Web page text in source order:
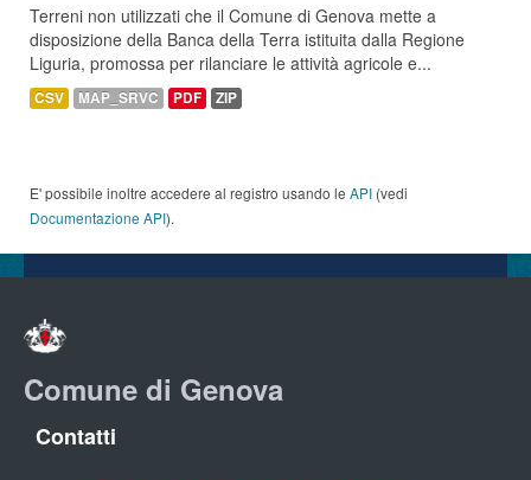
Terreni non utilizzati che il Comune di Genova mette a
disposizione della Banca della Terra istituita dalla Regione
Liguria, promossa per rilanciare le attività agricole e...
CSV MAP_SRVC PDF ZIP
E' possibile inoltre accedere al registro usando le API (vedi
Documentazione API).
Comune di Genova
Contatti